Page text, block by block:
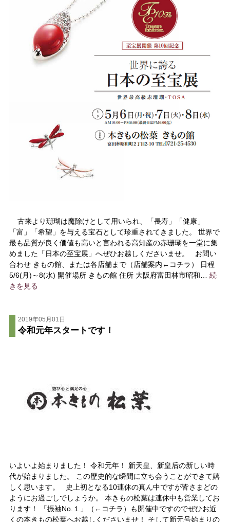
古来より珊瑚は魔除けとして用いられ、「長寿」「健康」
「富」「希望」を与える宝石として珍重されてきました。 世界で
最も品質が良く価値も高いと言われる高知産の赤珊瑚を一堂に集
めました「日本の至宝展」へぜひお越しくださいませ。 お問い
合わせ きもの館、または各店舗まで（店舗案内←コチラ） 日程
5/6(月)～8(水) 開催場所 きもの館 住所 大阪府富田林市昭和… 続
きを見る
2019年05月01日
令和元年スタートです！
いよいよ始まりました！ 令和元年！ 新天皇、新皇后の新しい時
代が始まりました。 この歴史的な瞬間に立ち会うことができて嬉
しく思います。 史上初となる10連休の真ん中ですが皆さまどの
ようにお過ごしでしょうか。 本きもの松葉は連休中も営業してお
ります！ 「振袖No.１」（←コチラ）も開催中ですのでぜひお近
くの本きもの松葉へお越しくださいませ！ そして新元号始まりの